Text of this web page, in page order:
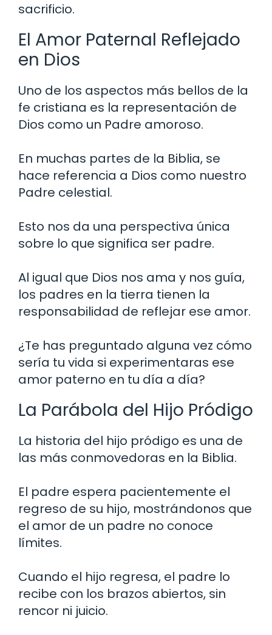
sacrificio.
El Amor Paternal Reflejado
en Dios
Uno de los aspectos más bellos de la
fe cristiana es la representación de
Dios como un Padre amoroso.
En muchas partes de la Biblia, se
hace referencia a Dios como nuestro
Padre celestial.
Esto nos da una perspectiva única
sobre lo que significa ser padre.
Al igual que Dios nos ama y nos guía,
los padres en la tierra tienen la
responsabilidad de reflejar ese amor.
¿Te has preguntado alguna vez cómo
sería tu vida si experimentaras ese
amor paterno en tu día a día?
La Parábola del Hijo Pródigo
La historia del hijo pródigo es una de
las más conmovedoras en la Biblia.
El padre espera pacientemente el
regreso de su hijo, mostrándonos que
el amor de un padre no conoce
límites.
Cuando el hijo regresa, el padre lo
recibe con los brazos abiertos, sin
rencor ni juicio.